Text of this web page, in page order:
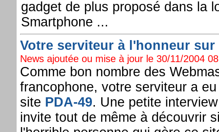
gadget de plus proposé dans la
Smartphone ...
Votre serviteur à l'honneur sur
News ajoutée ou mise à jour le 30/11/2004
Comme bon nombre des
francophone, votre serviteur a
site PDA-49. Une petite
invite tout de même à découvrir